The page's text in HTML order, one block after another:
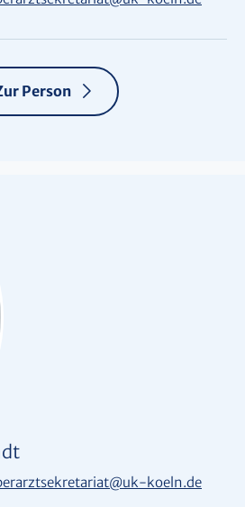
Person
@uk-koeln.de